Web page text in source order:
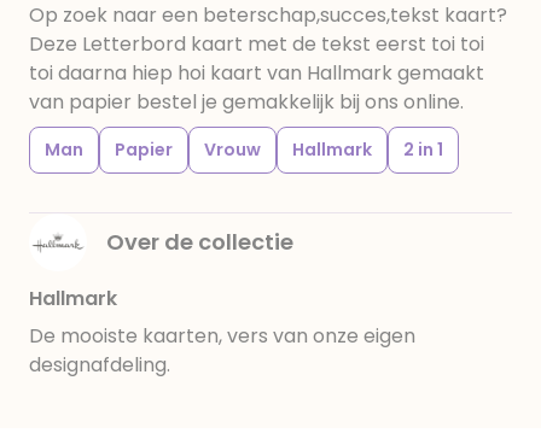
Op zoek naar een beterschap,succes,tekst kaart?
Deze Letterbord kaart met de tekst eerst toi toi
toi daarna hiep hoi kaart van Hallmark gemaakt
van papier bestel je gemakkelijk bij ons online.
Man Papier Vrouw Hallmark 2 in 1
Over de collectie
Hallmark
De mooiste kaarten, vers van onze eigen
designafdeling.